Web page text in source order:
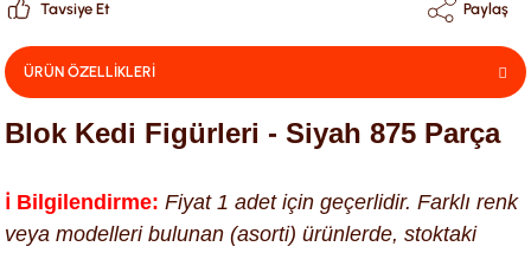
Tavsiye Et Paylaş
ÜRÜN ÖZELLİKLERİ
Blok Kedi Figürleri - Siyah 875 Parça
ℹ️ Bilgilendirme: Fiyat 1 adet için geçerlidir. Farklı renk
veya modelleri bulunan (asorti) ürünlerde, stoktaki